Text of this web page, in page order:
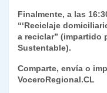
Finalmente, a las
“‘Reciclaje
a reciclar” (impartido
Sustentable).
Comparte, envía o
VoceroRegional.CL